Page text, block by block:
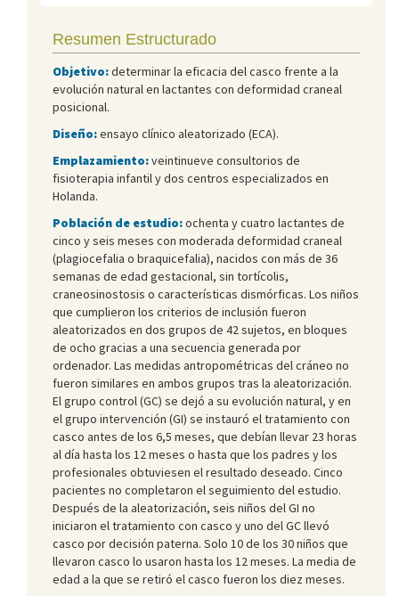
Resumen Estructurado
Objetivo:determinar la eficacia del casco frente a la
evolución natural en lactantes con deformidad craneal
posicional.
Diseño:ensayo clínico aleatorizado (ECA).
Emplazamiento:veintinueve consultorios de
fisioterapia infantil y dos centros especializados en
Holanda.
Población de estudio:ochenta y cuatro lactantes de
cinco y seis meses con moderada deformidad craneal
(plagiocefalia o braquicefalia), nacidos con más de 36
semanas de edad gestacional, sin tortícolis,
craneosinostosis o características dismórficas. Los niños
que cumplieron los criterios de inclusión fueron
aleatorizados en dos grupos de 42 sujetos, en bloques
de ocho gracias a una secuencia generada por
ordenador. Las medidas antropométricas del cráneo no
fueron similares en ambos grupos tras la aleatorización.
El grupo control (GC) se dejó a su evolución natural, y en
el grupo intervención (GI) se instauró el tratamiento con
casco antes de los 6,5 meses, que debían llevar 23 horas
al día hasta los 12 meses o hasta que los padres y los
profesionales obtuviesen el resultado deseado. Cinco
pacientes no completaron el seguimiento del estudio.
Después de la aleatorización, seis niños del GI no
iniciaron el tratamiento con casco y uno del GC llevó
casco por decisión paterna. Solo 10 de los 30 niños que
llevaron casco lo usaron hasta los 12 meses. La media de
edad a la que se retiró el casco fueron los diez meses.